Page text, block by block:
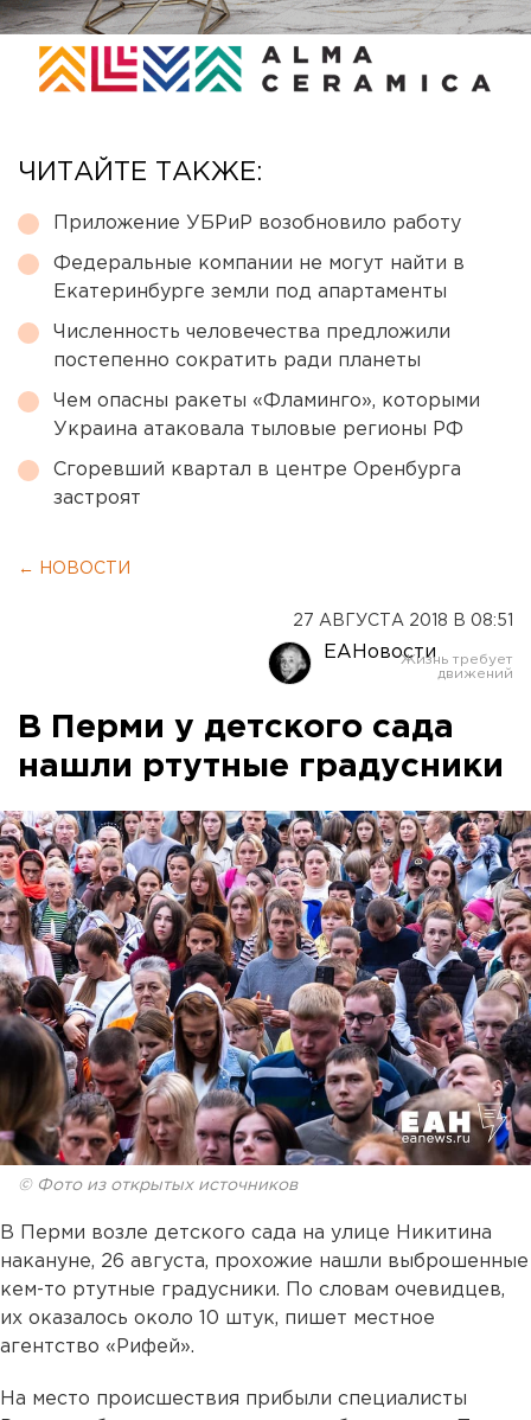
ЧИТАЙТЕ ТАКЖЕ:
Приложение УБРиР возобновило работу
Федеральные компании не могут найти в
Екатеринбурге земли под апартаменты
Численность человечества предложили
постепенно сократить ради планеты
Чем опасны ракеты «Фламинго», которыми
Украина атаковала тыловые регионы РФ
Сгоревший квартал в центре Оренбурга
застроят
← НОВОСТИ
27 АВГУСТА 2018 В 08:51
ЕАНовости
В Перми у детского сада
нашли ртутные градусники
© Фото из открытых источников
В Перми возле детского сада на улице Никитина
накануне, 26 августа, прохожие нашли выброшенные
кем-то ртутные градусники. По словам очевидцев,
их оказалось около 10 штук, пишет местное
агентство «Рифей».
На место происшествия прибыли специалисты